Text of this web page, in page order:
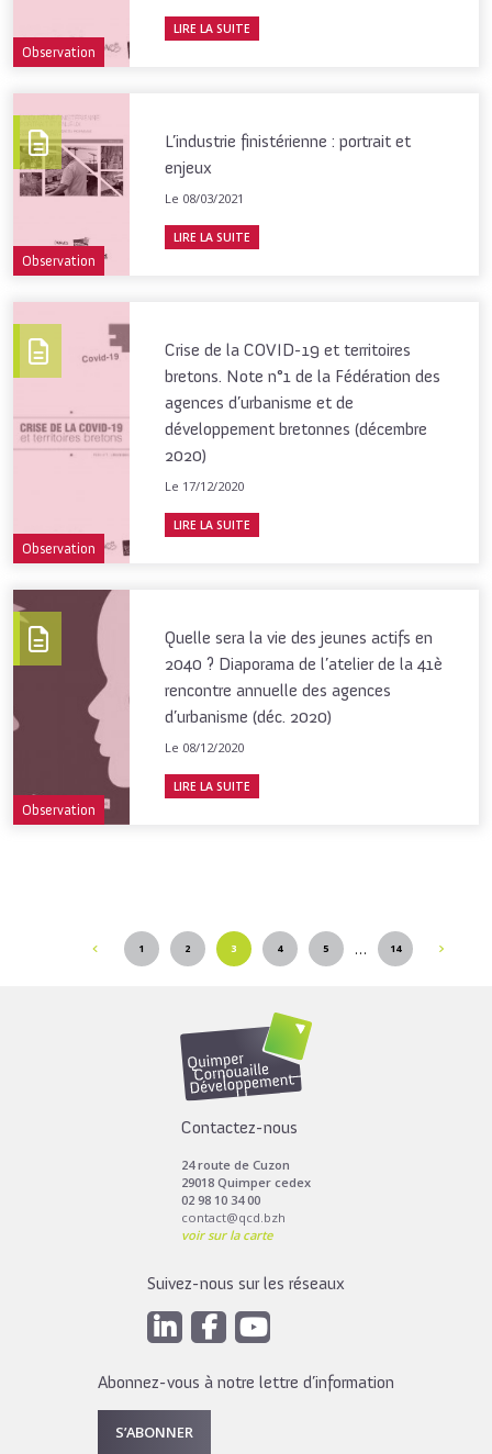
Observation
LIRE LA SUITE
Observation
L’industrie finistérienne : portrait et
enjeux
Le 08/03/2021
LIRE LA SUITE
Observation
Crise de la COVID-19 et territoires
bretons. Note n°1 de la Fédération des
agences d’urbanisme et de
développement bretonnes (décembre
2020)
Le 17/12/2020
LIRE LA SUITE
Observation
Quelle sera la vie des jeunes actifs en
2040 ? Diaporama de l’atelier de la 41è
rencontre annuelle des agences
d’urbanisme (déc. 2020)
Le 08/12/2020
LIRE LA SUITE
1 2 3 4 5 … 14
Contactez-nous
24 route de Cuzon
29018 Quimper cedex
02 98 10 34 00
contact@qcd.bzh
voir sur la carte
Suivez-nous sur les réseaux
Abonnez-vous à notre lettre d’information
S’ABONNER